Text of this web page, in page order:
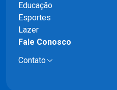
Educação
Esportes
Lazer
Fale Conosco
Contato